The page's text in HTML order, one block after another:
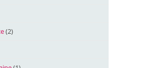
(2)